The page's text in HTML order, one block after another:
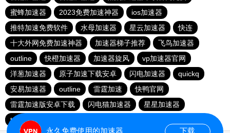
蜜蜂加速器
2023免费加速神器
ios加速器
推特加速免费软件
水母加速器 星云加速器
快连
十大外网免费加速神器
加速器梯子推荐
飞鸟加速器
outline
快橙加速器 加速器旋风
vp加速器官网
洋葱加速器
原子加速下载安卓 闪电加速器
quickq
安易加速器
outline 雷霆加速
快鸭官网
雷霆加速版安卓下载
闪电猫加速器
星星加速器
twitter加速器
永久免费使用的加速器 下载